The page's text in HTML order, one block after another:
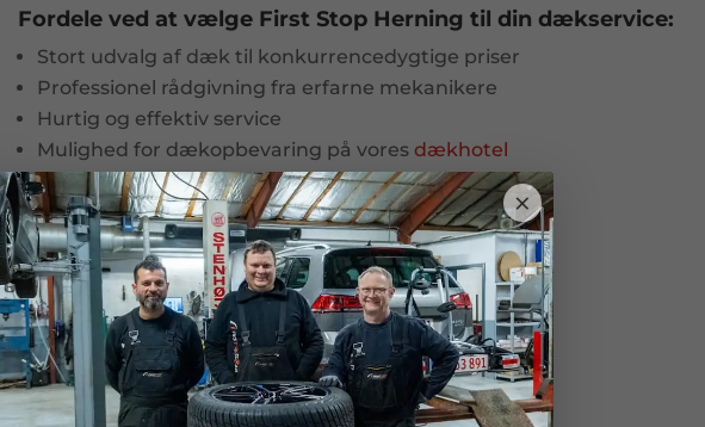
Fordele ved at vælge First Stop Herning til din dækservice:
Stort udvalg af dæk til konkurrencedygtige priser
Professionel rådgivning fra erfarne mekanikere
Hurtig og effektiv service
Mulighed for dækopbevaring på vores dækhotel
×